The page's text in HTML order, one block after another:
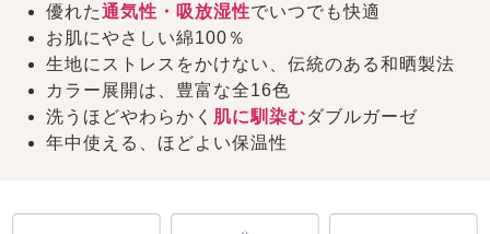
優れた通気性・吸放湿性でいつでも快適
お肌にやさしい綿100％
生地にストレスをかけない、伝統のある和晒製法
カラー展開は、豊富な全16色
洗うほどやわらかく 肌に馴染むダブルガーゼ
年中使える、ほどよい保温性